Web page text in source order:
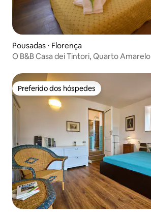
Pousadas ⋅ Florença
O B&B Casa dei Tintori, Quarto Amarelo
Preferido dos hóspedes
Preferido dos hóspedes